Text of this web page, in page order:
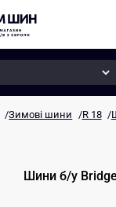
/Зимові шини /R 18 /
Шини б/у